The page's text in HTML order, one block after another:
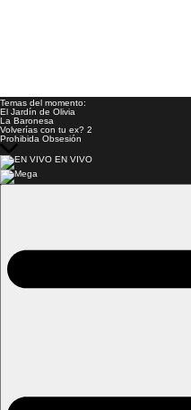
Temas del momento:
El Jardín de Olivia
La Baronesa
Volverías con tu ex? 2
Prohibida Obsesión
EN VIVO